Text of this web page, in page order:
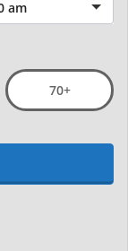
70+